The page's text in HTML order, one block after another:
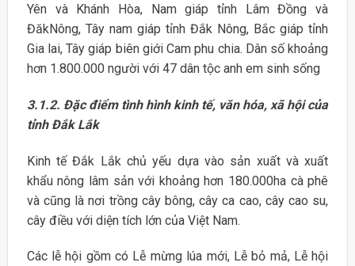
Yên và Khánh Hòa, Nam giáp tỉnh Lâm Đồng và
ĐăkNông, Tây nam giáp tỉnh Đắk Nông, Bắc giáp tỉnh
Gia lai, Tây giáp biên giới Cam phu chia. Dân số khoảng
hơn 1.800.000 người với 47 dân tộc anh em sinh sống
3.1.2. Đặc điểm tình hình kinh tế, văn hóa, xã hội của
tỉnh Đắk Lắk
Kinh tế Đắk Lắk chủ yếu dựa vào sản xuất và xuất
khẩu nông lâm sản với khoảng hơn 180.000ha cà phê
và cũng là nơi trồng cây bông, cây ca cao, cây cao su,
cây điều với diện tích lớn của Việt Nam.
Các lễ hội gồm có Lễ mừng lúa mới, Lễ bỏ mả, Lễ hội